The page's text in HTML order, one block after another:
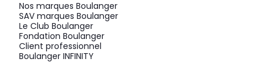
Nos marques Boulanger
SAV marques Boulanger
Le Club Boulanger
Fondation Boulanger
Client professionnel
Boulanger INFINITY